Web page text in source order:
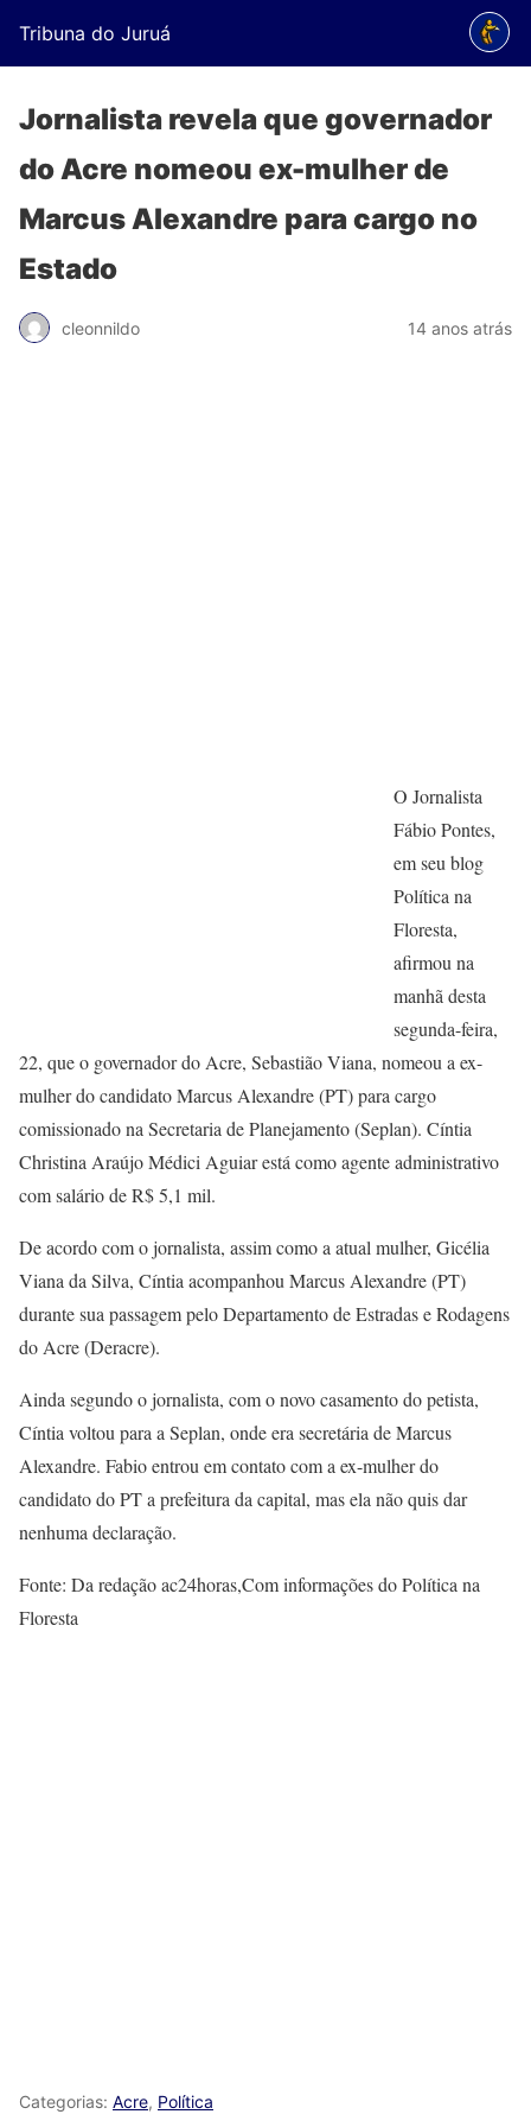
Tribuna do Juruá
Jornalista revela que governador
do Acre nomeou ex-mulher de
Marcus Alexandre para cargo no
Estado
cleonnildo 14 anos atrás
O Jornalista
Fábio Pontes,
em seu blog
Política na
Floresta,
afirmou na
manhã desta
segunda-feira,
22, que o governador do Acre, Sebastião Viana, nomeou a ex-
mulher do candidato Marcus Alexandre (PT) para cargo
comissionado na Secretaria de Planejamento (Seplan). Cíntia
Christina Araújo Médici Aguiar está como agente administrativo
com salário de R$ 5,1 mil.
De acordo com o jornalista, assim como a atual mulher, Gicélia
Viana da Silva, Cíntia acompanhou Marcus Alexandre (PT)
durante sua passagem pelo Departamento de Estradas e Rodagens
do Acre (Deracre).
Ainda segundo o jornalista, com o novo casamento do petista,
Cíntia voltou para a Seplan, onde era secretária de Marcus
Alexandre. Fabio entrou em contato com a ex-mulher do
candidato do PT a prefeitura da capital, mas ela não quis dar
nenhuma declaração.
Fonte: Da redação ac24horas,Com informações do Política na
Floresta
Categorias: Acre, Política